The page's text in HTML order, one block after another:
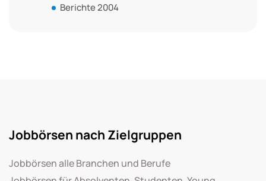
Berichte 2004
Jobbörsen nach Zielgruppen
Jobbörsen alle Branchen und Berufe